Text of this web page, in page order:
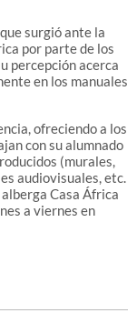
surgió ante la
por parte de los
percepción acerca
en los manuales
ofreciendo a los
con su alumnado
(murales,
audiovisuales, etc.
Casa África
a viernes en